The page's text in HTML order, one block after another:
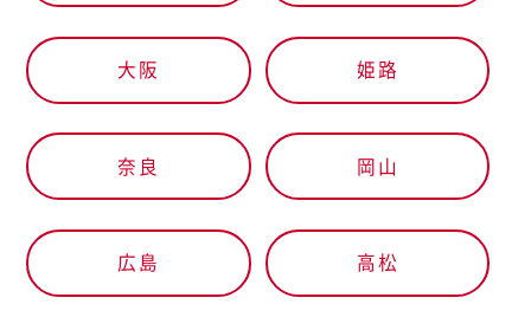
大阪 姫路
奈良 岡山
広島 高松